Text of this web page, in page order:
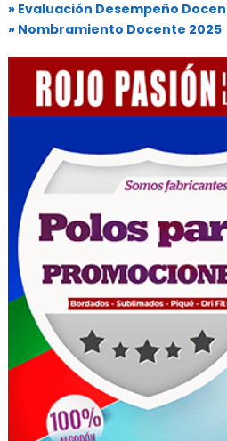
» Evaluación Desempeño
» Nombramiento Docente 2025